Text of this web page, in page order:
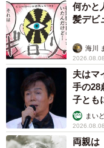
遺骨を骨壺に納めて手元
森山さんの会社では
40kgまで、奥行約
何かと
髪デビ
海川
2026.08.08
夫はマ
手の28
子とも
まい
2026.08.08
両親は